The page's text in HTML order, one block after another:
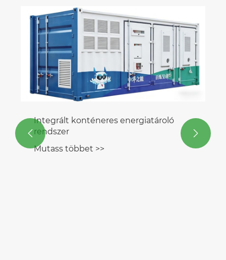
Integrált konténeres energiatároló
rendszer
Mutass többet >>
 